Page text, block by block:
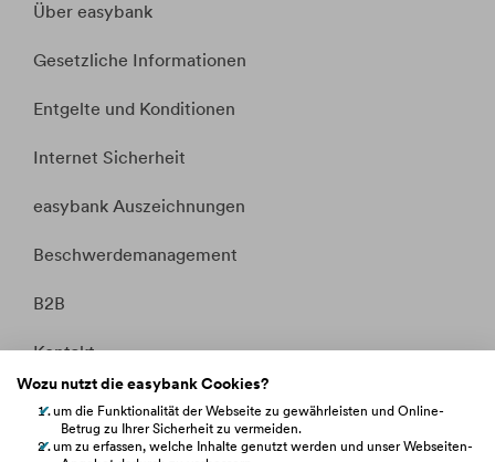
Wozu nutzt die easybank Cookies?
um die Funktionalität der Webseite zu gewährleisten und Online-
Betrug zu Ihrer Sicherheit zu vermeiden.
um zu erfassen, welche Inhalte genutzt werden und unser Webseiten-
Über easybank
Gesetzliche Informationen
Entgelte und Konditionen
Internet Sicherheit
easybank Auszeichnungen
Beschwerdemanagement
B2B
Kontakt
Whistleblowing
Fakten &Entitätsdefinition